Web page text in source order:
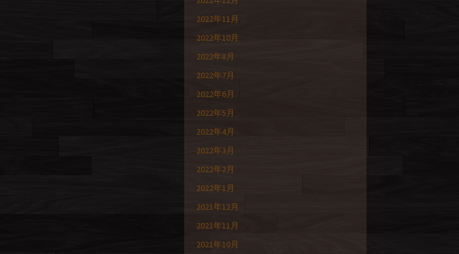
2022年11月
2022年10月
2022年8月
2022年7月
2022年6月
2022年5月
2022年4月
2022年3月
2022年2月
2022年1月
2021年12月
2021年11月
2021年10月